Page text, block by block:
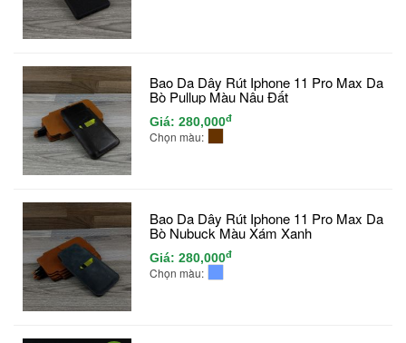
Bao Da Dây Rút Iphone 11 Pro Max Da
Bò Pullup Màu Nâu Đất
Giá: 280,000đ
Chọn màu:
Bao Da Dây Rút Iphone 11 Pro Max Da
Bò Nubuck Màu Xám Xanh
Giá: 280,000đ
Chọn màu: